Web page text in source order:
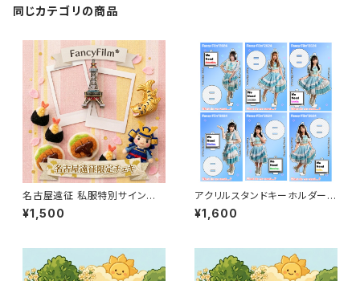
同じカテゴリの商品
名古屋遠征 私服特別サイン入り
チェキ
¥1,500
アクリルスタンドキーホルダー(F
ancy Film*2024新衣装)
¥1,600